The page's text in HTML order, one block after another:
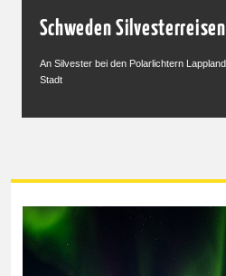
Schweden Silvesterreisen
An Silvester bei den Polarlichtern
Stadt